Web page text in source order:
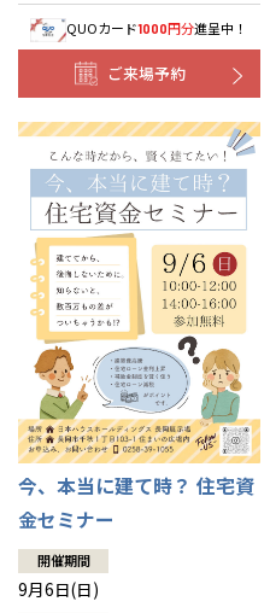
QUOカード1000円分進呈中！
ご来場予約
今、本当に建て時？ 住宅資
金セミナー
開催期間
9月6日(日)